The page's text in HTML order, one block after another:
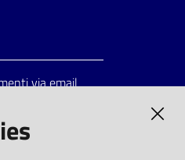
via email